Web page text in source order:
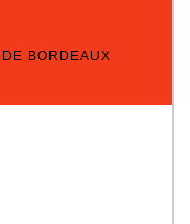
BORDEAUX